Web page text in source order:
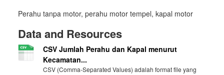
Perahu tanpa motor, perahu motor tempel, kapal motor
Data and Resources
CSV Jumlah Perahu dan Kapal menurut
Kecamatan...
CSV (Comma-Separated Values) adalah format file yang